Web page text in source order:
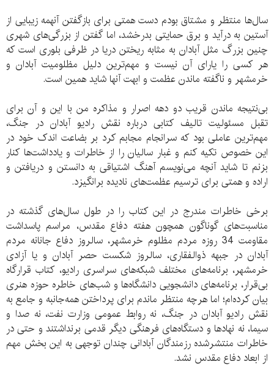
سال‌ها منتظر و مشتاق بودم دست همتی برای بازگفتن آنهمه زیبایی از
آستین به درآید و برق حمایتی بدرخشد، اما گفتن از بزرگی‌های شهری
چنین بزرگ مثل آبادان به مثابه ریختن دریا در ظرفی بلوری است که
هر کسی را یارای آن نیست و مهم‌ترین دلیل مظلومیت آبادان و
خرمشهر و ناگفته ماندن عظمت و ابهت آنها شاید همین است.
بی‌نتیجه ماندن قریب دو دهه اصرار و مذاکره من با این و آن برای
تقبل مسئولیت تالیف کتابی درباره نقش رادیو آبادان در جنگ،
مهم‌ترین عاملی بود که سرانجام مجابم کرد بر بضاعت اندک خود در
این خصوص تکیه کنم و غبار سالیان را از خاطرات و یادداشت‌ها کنار
بزنم تا شاید آنچه می‌نویسم آهنگ اشتیاقی به دانستن و دریافتن و
اراده و همتی برای ترسیم عظمت‌های نادیده برانگیزد.
برخی خاطرات مندرج در این کتاب را در طول سال‌های گذشته در
مناسبت‌های گوناگون همچون هفته دفاع مقدس، مراسم پاسداشت
مقاومت 34 روزه مردم مظلوم خرمشهر، سالروز دفاع جانانه مردم
آبادان در جبهه ذوالفقاری، سالروز شکست حصر آبادان و یا آزادی
خرمشهر، برنامه‌های مختلف شبکه‌های سراسری رادیو، کتاب قرارگاه
بی‌قرار، برنامه‌های دانشجویی دانشگاه‌ها و شب‌های خاطره حوزه هنری
بیان کرده‌ام؛ اما هرچه منتظر ماندم برای پرداختن همه‌جانبه و جامع به
نقش رادیو آبادان در جنگ، نه روابط عمومی وزارت نفت، نه صدا و
سیما، نه نهادها و دستگاه‌های فرهنگی دیگر قدمی برنداشتند و حتی در
خاطرات منتشرشده رزمندگان آبادانی چندان توجهی به این بخش مهم
از ابعاد دفاع مقدس نشد.